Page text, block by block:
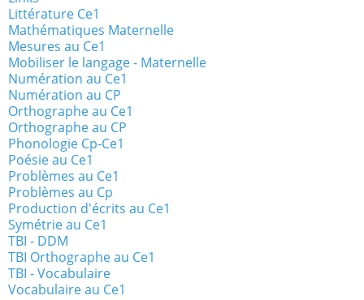
Littérature Ce1
Mathématiques Maternelle
Mesures au Ce1
Mobiliser le langage - Maternelle
Numération au Ce1
Numération au CP
Orthographe au Ce1
Orthographe au CP
Phonologie Cp-Ce1
Poésie au Ce1
Problèmes au Ce1
Problèmes au Cp
Production d'écrits au Ce1
Symétrie au Ce1
TBI - DDM
TBI Orthographe au Ce1
TBI - Vocabulaire
Vocabulaire au Ce1